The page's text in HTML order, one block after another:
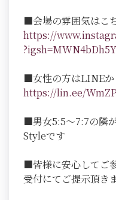
■会場の雰囲気はこ
https://
■女性の方はLINE
https://lin.ee/
■男女5:5～7:7の隣
Styleです
■皆様に安心してご
受付にてご提示頂き